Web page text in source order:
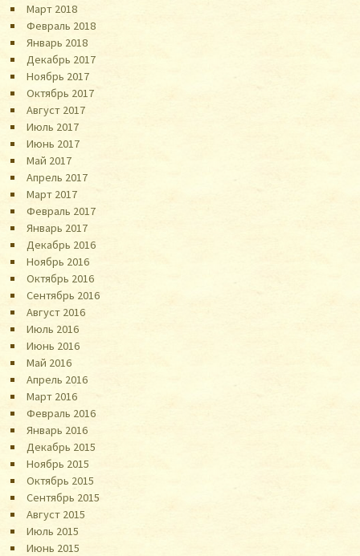
Март 2018
Февраль 2018
Январь 2018
Декабрь 2017
Ноябрь 2017
Октябрь 2017
Август 2017
Июль 2017
Июнь 2017
Май 2017
Апрель 2017
Март 2017
Февраль 2017
Январь 2017
Декабрь 2016
Ноябрь 2016
Октябрь 2016
Сентябрь 2016
Август 2016
Июль 2016
Июнь 2016
Май 2016
Апрель 2016
Март 2016
Февраль 2016
Январь 2016
Декабрь 2015
Ноябрь 2015
Октябрь 2015
Сентябрь 2015
Август 2015
Июль 2015
Июнь 2015